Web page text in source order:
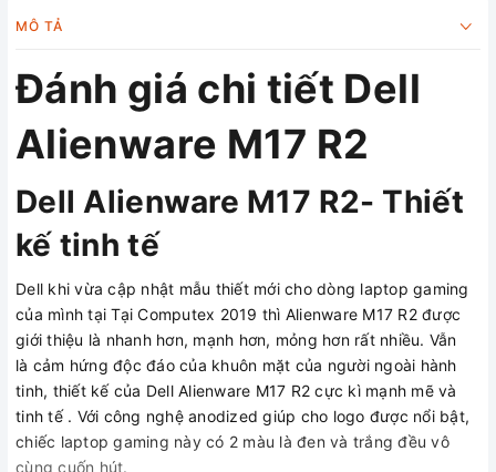
MÔ TẢ
Đánh giá chi tiết Dell
Alienware M17 R2
Dell Alienware M17 R2- Thiết
kế tinh tế
Dell khi vừa cập nhật mẫu thiết mới cho dòng laptop gaming
của mình tại Tại Computex 2019 thì Alienware M17 R2 được
giới thiệu là nhanh hơn, mạnh hơn, mỏng hơn rất nhiều. Vẫn
là cảm hứng độc đáo của khuôn mặt của người ngoài hành
tinh, thiết kế của Dell Alienware M17 R2 cực kì mạnh mẽ và
tinh tế . Với công nghệ anodized giúp cho logo được nổi bật,
chiếc laptop gaming này có 2 màu là đen và trắng đều vô
cùng cuốn hút.